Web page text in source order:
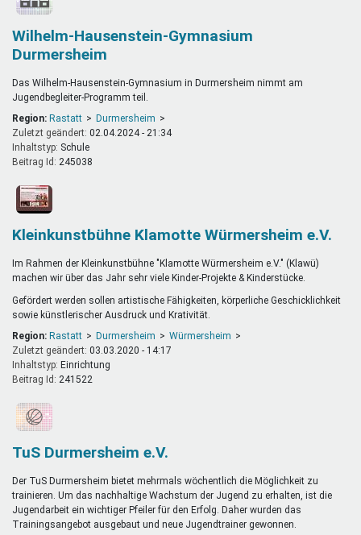
Wilhelm-Hausenstein-Gymnasium
Durmersheim
Das Wilhelm-Hausenstein-Gymnasium in Durmersheim nimmt am
Jugendbegleiter-Programm teil.
Region: Rastatt
Durmersheim
Zuletzt geändert: 02.04.2024 - 21:34
Inhaltstyp:
schule
Beitrag Id: 245038
Kleinkunstbühne Klamotte Würmersheim e.V.
Im Rahmen der Kleinkunstbühne "Klamotte Würmersheim e.V." (Klawü)
machen wir über das Jahr sehr viele Kinder-Projekte & Kinderstücke.
Gefördert werden sollen artistische Fähigkeiten, körperliche Geschicklichkeit
sowie künstlerischer Ausdruck und Krativität.
Region: Rastatt Durmersheim
Würmersheim
Zuletzt geändert: 03.03.2020 - 14:17
Inhaltstyp:
einrichtung
Beitrag Id: 241522
TuS Durmersheim e.V.
Der TuS Durmersheim bietet mehrmals wöchentlich die Möglichkeit zu
trainieren. Um das nachhaltige Wachstum der Jugend zu erhalten, ist die
Jugendarbeit ein wichtiger Pfeiler für den Erfolg. Daher wurden das
Trainingsangebot ausgebaut und neue Jugendtrainer gewonnen.